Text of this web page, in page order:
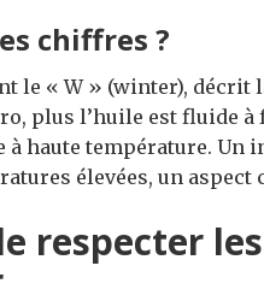
chiffres ?
le « W » (winter), décrit
plus l’huile est fluide
haute température. Un
élevées, un
respecter